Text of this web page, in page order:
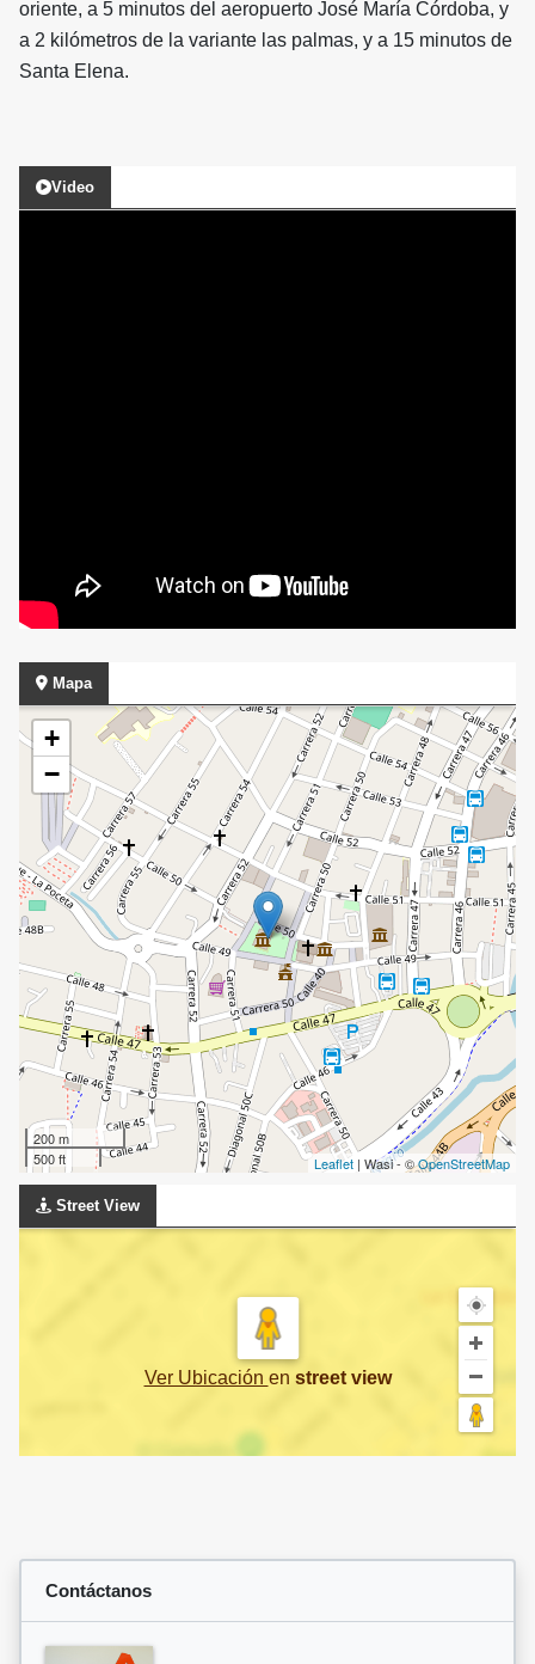
oriente, a 5 minutos del aeropuerto José María Córdoba, y
a 2 kilómetros de la variante las palmas, y a 15 minutos de
Santa Elena.
Video
Mapa
+
−
200 m
500 ft
Leaflet | Wasi - ©OpenStreetMap
Street View
Ver Ubicación en street view
Contáctanos